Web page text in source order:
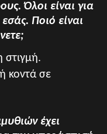
Όλοι είναι για
Ποιό είναι
στιγμή.
κοντά σε
έχει